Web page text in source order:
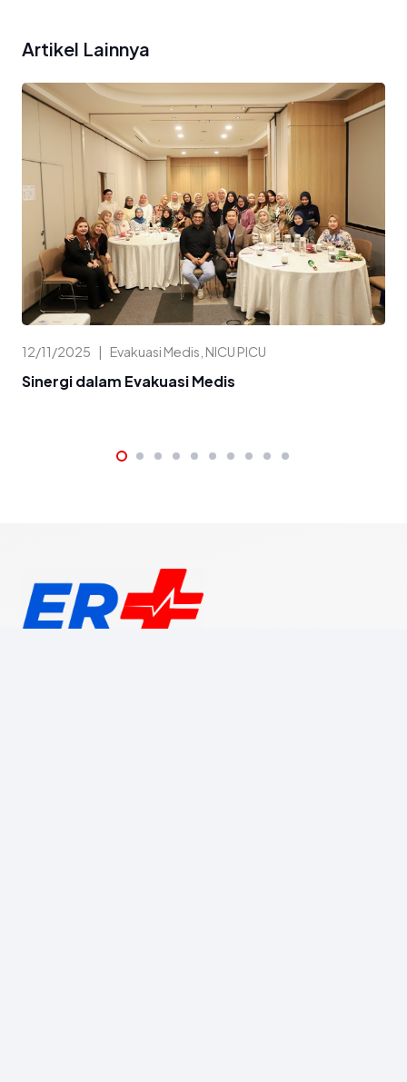
Artikel Lainnya
12/11/2025 | Evakuasi Medis NICU PICU
Sinergi dalam Evakuasi Medis